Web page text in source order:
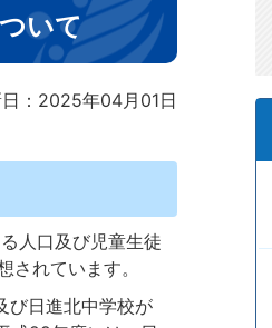
いて
：2025年04月01日
人口及び児童生徒
れています。
日進北中学校が